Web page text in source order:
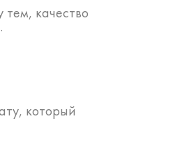
тем, качество
который